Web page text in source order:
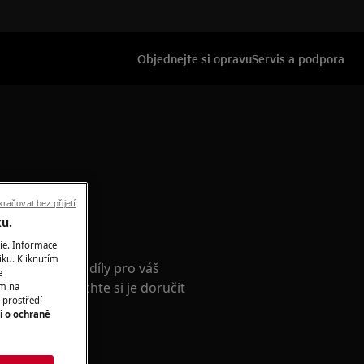
Objednejte si opravuServis a podpora
náhradní díly pro váš
shopu a nechte si je doručit
Informace
Kliknutím
na
prostředí
o ochraně
bez přijetí